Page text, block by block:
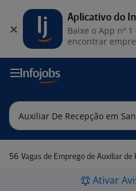
56 Vagas de Emprego de Auxiliar de
Ativar
Aplicativo do
Baixe o App nº
encontrar